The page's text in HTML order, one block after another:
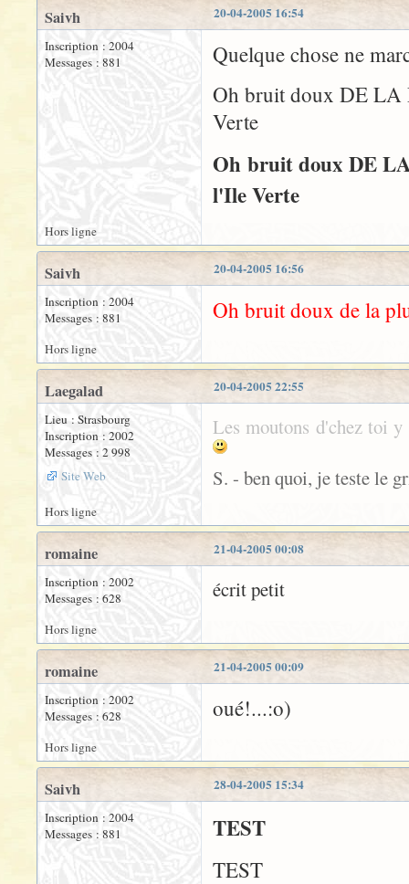
20-04-2005 16:54
Saivh
Inscription : 2004
Messages : 881
Quelque chose ne
Oh bruit doux DE LA
Verte
Oh bruit doux DE
l'Ile Verte
Hors ligne
20-04-2005 16:56
Saivh
Inscription : 2004
Messages : 881
Oh bruit doux de la
Hors ligne
20-04-2005 22:55
Laegalad
Lieu : Strasbourg
Inscription : 2002
Messages : 2 998
Site Web
Les moutons d'chez toi
S. - ben quoi, je teste le
Hors ligne
21-04-2005 00:08
romaine
Inscription : 2002
Messages : 628
écrit petit
Hors ligne
21-04-2005 00:09
romaine
Inscription : 2002
Messages : 628
oué!...:o)
Hors ligne
28-04-2005 15:34
Saivh
Inscription : 2004
Messages : 881
TEST
TEST